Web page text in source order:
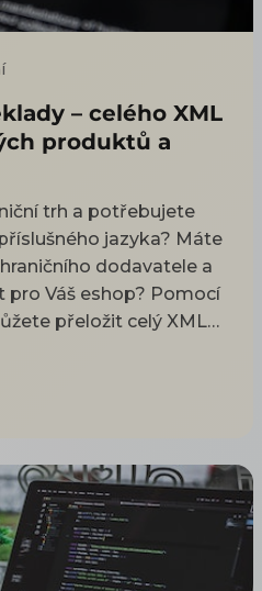
– celého XML
produktů a
trh a potřebujete
jazyka? Máte
dodavatele a
Váš eshop? Pomocí
přeložit celý XML
či produkty budete